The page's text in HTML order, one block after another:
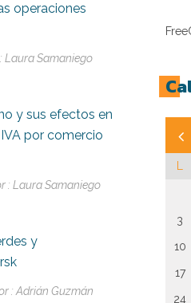
operaciones
Laura Samaniego
y sus efectos en
por comercio
: Laura Samaniego
y
: Adrián Guzmán
3
10
17
24